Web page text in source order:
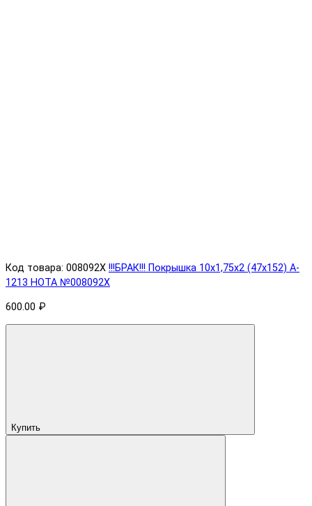
Код товара: 008092X !!!БРАК!!! Покрышка 10х1,75х2 (47x152) A-
1213 HOTA №008092X
600.00 ₽
Купить